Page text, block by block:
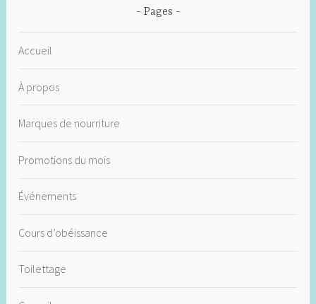
Pages
Accueil
À propos
Marques de nourriture
Promotions du mois
Événements
Cours d’obéissance
Toilettage